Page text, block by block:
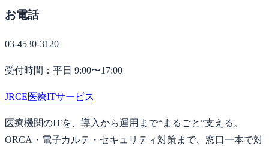
お電話
03-4530-3120
受付時間：平日 9:00〜17:00
JRCE医療ITサービス
医療機関のITを、導入から運用まで“まるごと”支える。
ORCA・電子カルテ・セキュリティ対策まで、窓口一本で対